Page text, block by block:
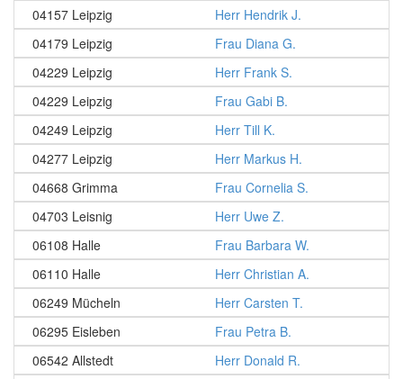
04157 Leipzig
Herr Hendrik J.
04179 Leipzig
Frau Diana G.
04229 Leipzig
Herr Frank S.
04229 Leipzig
Frau Gabi B.
04249 Leipzig
Herr Till K.
04277 Leipzig
Herr Markus H.
04668 Grimma
Frau Cornelia S.
04703 Leisnig
Herr Uwe Z.
06108 Halle
Frau Barbara W.
06110 Halle
Herr Christian A.
06249 Mücheln
Herr Carsten T.
06295 Eisleben
Frau Petra B.
06542 Allstedt
Herr Donald R.